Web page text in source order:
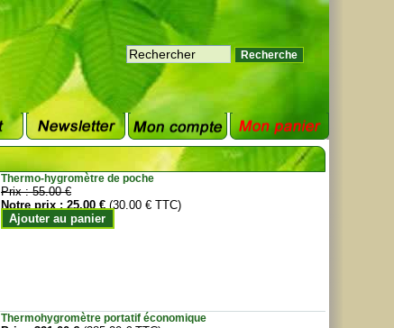
Thermo-hygromètre de poche
Prix :55.00 €
Notre prix :25.00 € (30.00 € TTC)
Ajouter au panier
Thermohygromètre portatif économique